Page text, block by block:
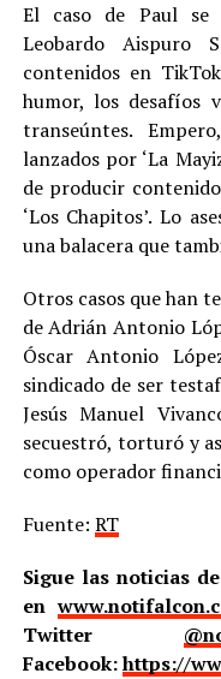
El caso de Paul se
Leobardo Aispuro
contenidos en
humor, los desafíos
transeúntes.
lanzados por ‘La
de producir
‘Los Chapitos’. Lo
una balacera que
Otros casos que han
de Adrián Antonio
Óscar Antonio
sindicado de ser
Jesús Manuel
secuestró, torturó y
como operador
Fuente: RT
Sigue las noticias
en
Twitter
Facebook:https://